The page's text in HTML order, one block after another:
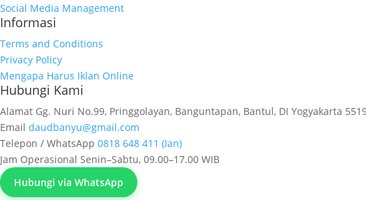
Social Media Management
Informasi
Terms and Conditions
Privacy Policy
Mengapa Harus Iklan Online
Hubungi Kami
Alamat Gg. Nuri No.99, Pringgolayan, Banguntapan, Bantul, DI Yogyakarta
Email daudbanyu@gmail.com
Telepon / WhatsApp 0818 648 411 (Ian)
Jam Operasional Senin–Sabtu, 09.00–17.00 WIB
Hubungi via WhatsApp